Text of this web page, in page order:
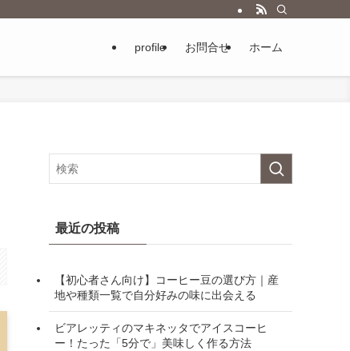
profile お問合せ ホーム
最近の投稿
【初心者さん向け】コーヒー豆の選び方｜産
地や種類一覧で自分好みの味に出会える
ビアレッティのマキネッタでアイスコーヒ
ー！たった「5分で」美味しく作る方法